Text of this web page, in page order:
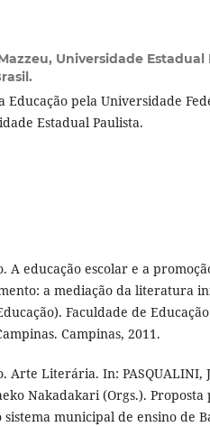
Universidade Estadual
Educação pela Universidade
Estadual Paulista.
A educação escolar e a
a mediação da literatura
Faculdade de
Campinas, 2011.
Arte Literária. In: PASQUALINI,
Nakadakari (Orgs.). Proposta
municipal de ensino de